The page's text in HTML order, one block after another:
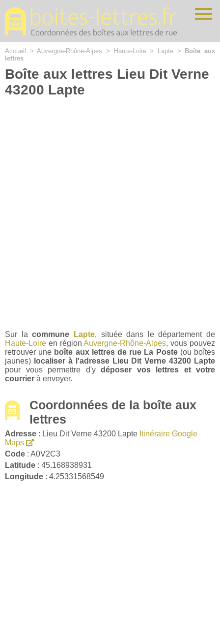
Accueil >Auvergne-Rhône-Alpes > Haute-Loire> Lapte >
Boîte aux
lettres
Boîte aux lettres Lieu Dit Verne
43200 Lapte
Sur lacommune Lapte, située dans le département de
Haute-Loire en régionAuvergne-Rhône-Alpes, vous pouvez
retrouver une boîte aux lettres de rue La Poste(ou boîtes
jaunes) localiser à l'adresse Lieu Dit Verne 43200 Lapte
pour vous permettre d'y déposer vos lettres et votre
courrier à envoyer.
Coordonnées de la boîte aux
lettres
Adresse : Lieu Dit Verne 43200 Lapte Itinéraire Google
Maps
Code : A0V2C3
Latitude : 45.168938931
Longitude : 4.25331568549